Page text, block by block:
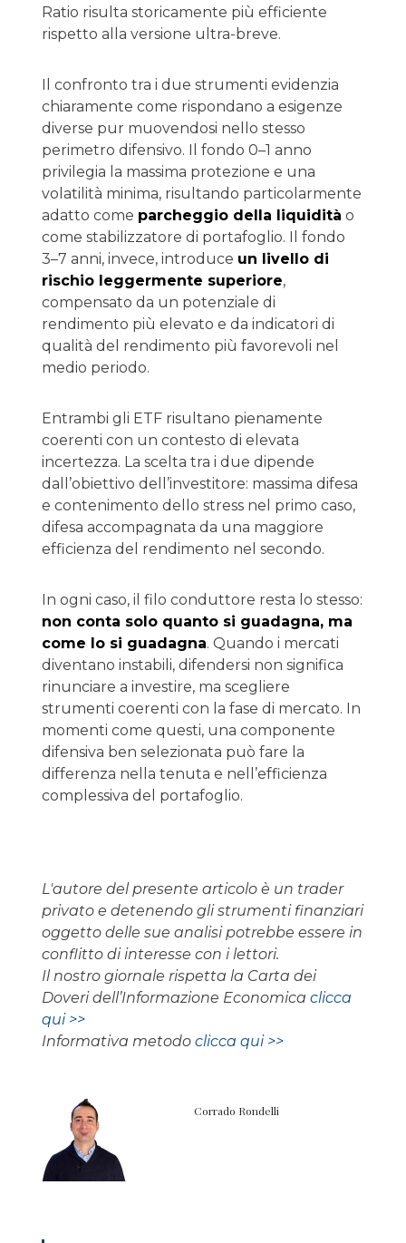
Ratio risulta storicamente più efficiente
rispetto alla versione ultra-breve.
Il confronto tra i due strumenti evidenzia
chiaramente come rispondano a esigenze
diverse pur muovendosi nello stesso
perimetro difensivo. Il fondo 0–1 anno
privilegia la massima protezione e una
volatilità minima, risultando particolarmente
adatto come parcheggio della liquidità o
come stabilizzatore di portafoglio. Il fondo
3–7 anni, invece, introduce un livello di
rischio leggermente superiore,
compensato da un potenziale di
rendimento più elevato e da indicatori di
qualità del rendimento più favorevoli nel
medio periodo.
Entrambi gli ETF risultano pienamente
coerenti con un contesto di elevata
incertezza. La scelta tra i due dipende
dall’obiettivo dell’investitore: massima difesa
e contenimento dello stress nel primo caso,
difesa accompagnata da una maggiore
efficienza del rendimento nel secondo.
In ogni caso, il filo conduttore resta lo stesso:
non conta solo quanto si guadagna, ma
come lo si guadagna. Quando i mercati
diventano instabili, difendersi non significa
rinunciare a investire, ma scegliere
strumenti coerenti con la fase di mercato. In
momenti come questi, una componente
difensiva ben selezionata può fare la
differenza nella tenuta e nell’efficienza
complessiva del portafoglio.
L'autore del presente articolo è un trader
privato e detenendo gli strumenti finanziari
oggetto delle sue analisi potrebbe essere in
conflitto di interesse con i lettori.
Il nostro giornale rispetta la Carta dei
Doveri dell’Informazione Economica clicca
qui >>
Informativa metodo clicca qui >>
Corrado Rondelli